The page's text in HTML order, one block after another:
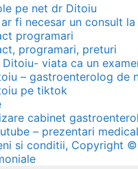
pe net dr Ditoiu
fi necesar un consult
programari
programari, preturi
viata ca un
– gastroenterolog de
pe tiktok
cabinet
– prezentari
si conditii, Copyright ©